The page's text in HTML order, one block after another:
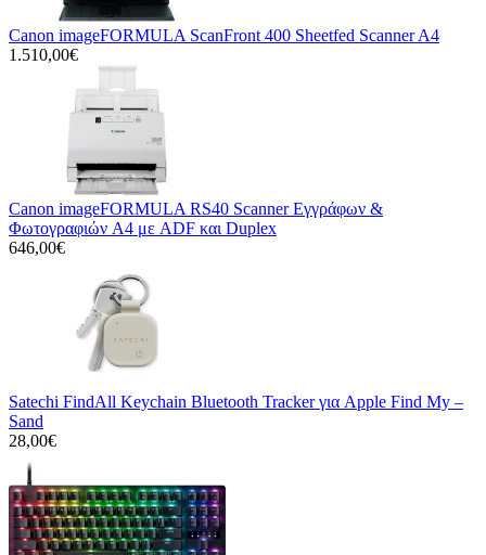
Canon imageFORMULA ScanFront 400 Sheetfed Scanner A4
1.510,00€
Canon imageFORMULA RS40 Scanner Εγγράφων &
Φωτογραφιών A4 με ADF και Duplex
646,00€
Satechi FindAll Keychain Bluetooth Tracker για Apple Find My –
Sand
28,00€